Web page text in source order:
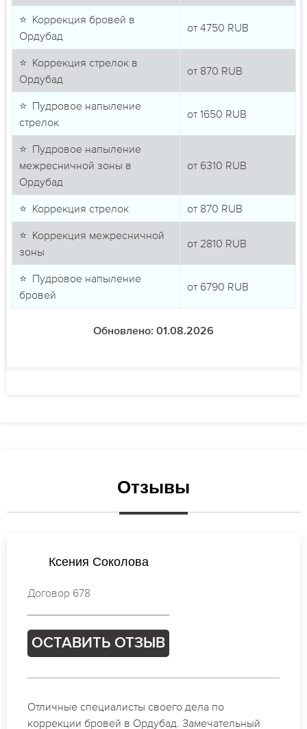
⭐ Коррекция бровей в
Ордубад
от 4750 RUB
⭐ Коррекция стрелок в
Ордубад
от 870 RUB
⭐ Пудровое напыление
стрелок
от 1650 RUB
⭐ Пудровое напыление
межресничной зоны в
Ордубад
от 6310 RUB
⭐ Коррекция стрелок от 870 RUB
⭐ Коррекция межресничной
зоны
от 2810 RUB
⭐ Пудровое напыление
бровей
от 6790 RUB
Обновлено: 01.08.2026
Отзывы
своего дела по
Замечательный
Спасибо огромное.
в Ордубад. За 2